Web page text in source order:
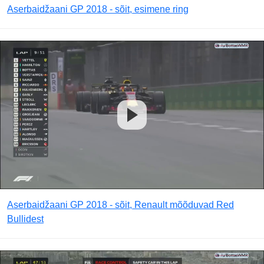
Aserbaidžaani GP 2018 - sõit, esimene ring
Aserbaidžaani GP 2018 - sõit, Renault mõõduvad Red
Bullidest